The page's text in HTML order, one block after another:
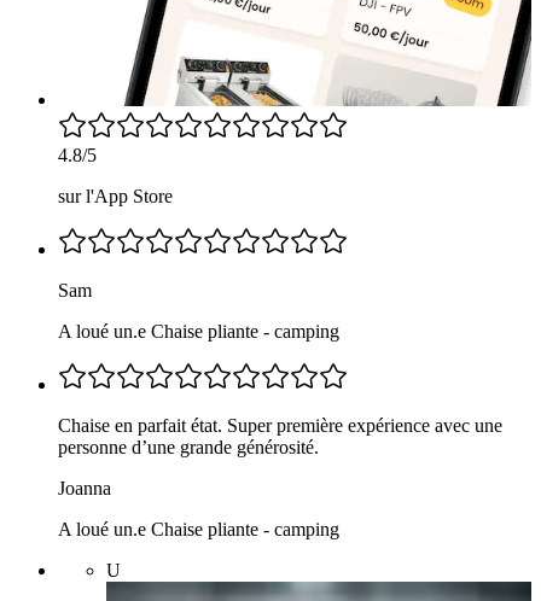
4.8/5
sur l'App Store
Sam
A loué un.e Chaise pliante - camping
Chaise en parfait état. Super première expérience avec une
personne d’une grande générosité.
Joanna
A loué un.e Chaise pliante - camping
U